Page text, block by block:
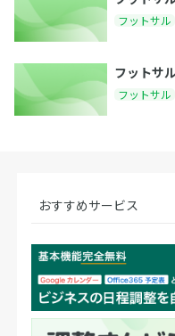
フットサル
フットサ
フットサル
おすすめサービス